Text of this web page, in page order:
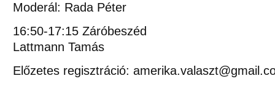
Moderál: Rada Péter
16:50-17:15 Záróbeszéd
Lattmann Tamás
Előzetes regisztráció: